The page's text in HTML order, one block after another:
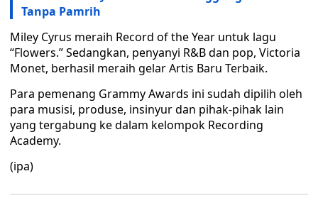
Tanpa Pamrih
Miley Cyrus meraih Record of the Year untuk lagu
“Flowers.” Sedangkan, penyanyi R&B dan pop, Victoria
Monet, berhasil meraih gelar Artis Baru Terbaik.
Para pemenang Grammy Awards ini sudah dipilih oleh
para musisi, produse, insinyur dan pihak-pihak lain
yang tergabung ke dalam kelompok Recording
Academy.
(ipa)